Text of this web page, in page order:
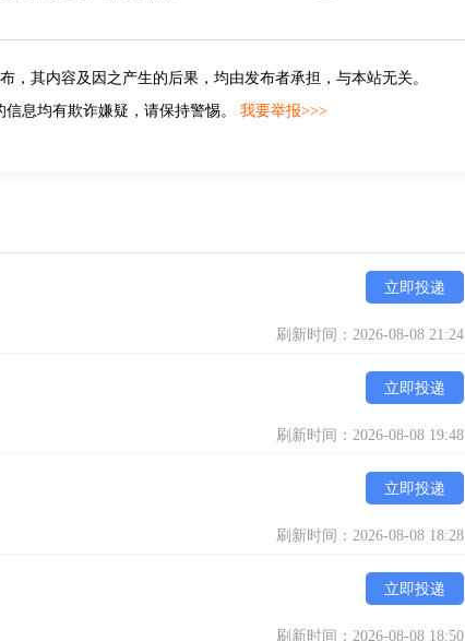
，其内容及因之产生的后果，均由发布者承担，与本站无关。
息均有欺诈嫌疑，请保持警惕。 我要举报>>>
立即投递
刷新时间：2026-08-08 21:24
立即投递
刷新时间：2026-08-08 19:48
立即投递
刷新时间：2026-08-08 18:28
立即投递
刷新时间：2026-08-08 18:50